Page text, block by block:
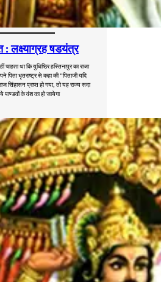
: लक्ष्याग्रह षडयंत्र
था कि युधिष्ठिर हस्तिनापुर का राजा
धृतराष्ट्र से कहा की “पिताजी यदि
सिंहासन प्राप्त हो गया, तो यह राज्य सदा
पाण्डवों के वंश का हो जायेगा